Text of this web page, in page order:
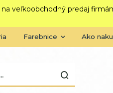
na veľkoobchodný predaj
Farebnice Ako